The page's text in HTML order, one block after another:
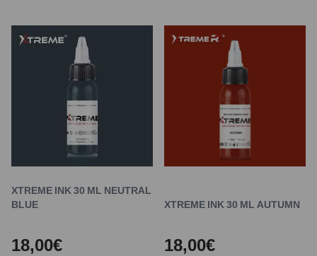
XTREME INK 30 ML NEUTRAL
BLUE
18,00€
XTREME INK 30 ML AUTUMN
18,00€